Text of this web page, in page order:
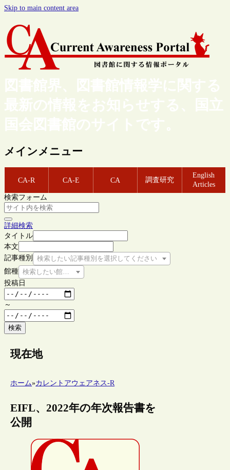
Skip to main content area
図書館界、図書館情報学に関する
最新の情報をお知らせする、国立
国会図書館のサイトです。
メインメニュー
CA-R CA-E CA 調査研究
English
Articles
検索フォーム
詳細検索
タイトル
本文
記事種別
検索したい記事種別を選択してください
館種 検索したい館種を選択してください
投稿日
～
検索
現在地
ホーム»カレントアウェアネス-R
EIFL、2022年の年次報告書を
公開